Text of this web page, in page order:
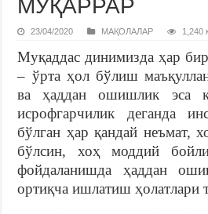
МУҚАРРАР
23/04/2020 МАҚОЛАЛАР 1,240
Муқаддас динимизда ҳар
– ўрта ҳол бўлиш
ва ҳаддан ошишлик эса
исрофгарчилик деганда
бўлган ҳар қандай неъмат,
бўлсин, хоҳ моддий
фойдаланишда ҳаддан
ортиқча ишлатиш ҳолатлари